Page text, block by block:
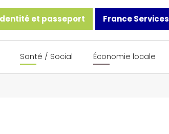
et passeport France Services
Santé / Social Économie locale